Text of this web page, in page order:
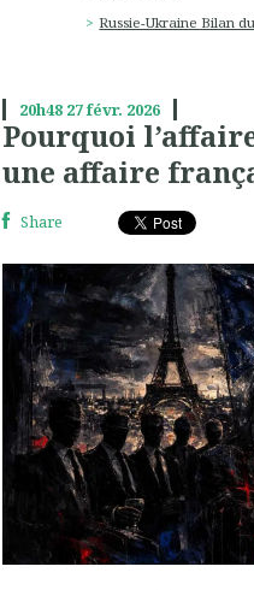
Russie-Ukraine Bilan
20h48 27févr. 2026
Pourquoi
une affaire
Share